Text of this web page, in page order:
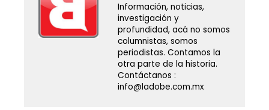
Información, noticias,
investigación y
profundidad, acá no somos
columnistas, somos
periodistas. Contamos la
otra parte de la historia.
Contáctanos :
info@ladobe.com.mx